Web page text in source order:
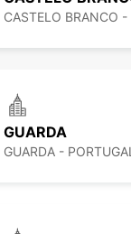
CASTELO BRANCO -
GUARDA
GUARDA - PORTUGAL